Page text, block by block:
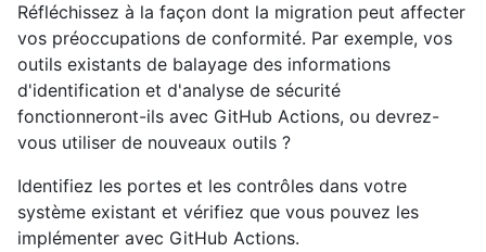
Réfléchissez à la façon dont la migration peut affecter
vos préoccupations de conformité. Par exemple, vos
outils existants de balayage des informations
d'identification et d'analyse de sécurité
fonctionneront-ils avec GitHub Actions, ou devrez-
vous utiliser de nouveaux outils ?
Identifiez les portes et les contrôles dans votre
système existant et vérifiez que vous pouvez les
implémenter avec GitHub Actions.